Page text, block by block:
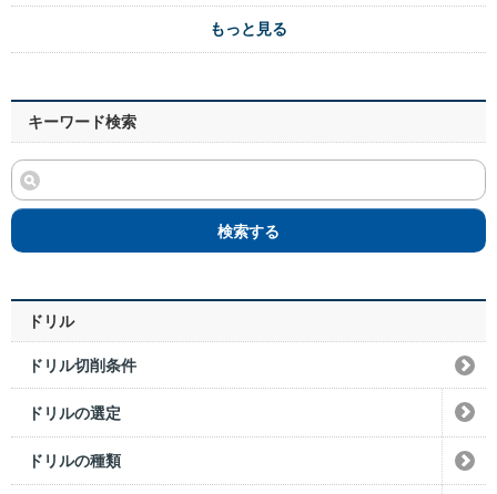
もっと見る
キーワード検索
検索する
ドリル
ドリル切削条件
ドリルの選定
ドリルの種類